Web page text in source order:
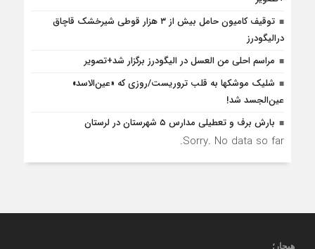
توقیف کامیون حامل بیش از ۳ هزار قوطی شیرخشک قاچاق
درالیگودرز
مراسم احلی من العسل در الیگودرز برگزار شد+تصویر
شلیک موشکها به قلب تروریست/روزی که «عین‌الاسد»
عین‌الجسد شد!
بارش برف و تعطیلی مدارس ۵ شهرستان در لرستان
Sorry. No data so far.
هیجار ؛